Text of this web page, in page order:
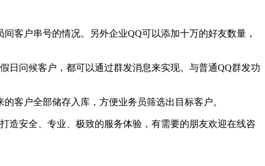
户串号的情况。另外企业QQ可以添加十万的好友数量，
问候客户，都可以通过群发消息来实现。与普通QQ群发功
客户全部储存入库，方便业务员筛选出目标客户。
安全、专业、极致的服务体验，有需要的朋友欢迎在线咨